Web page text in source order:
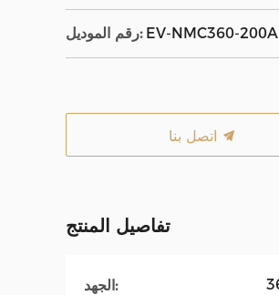
رقم الموديل: EV-NMC360-200A
تفاصيل المنتج
الجهد: